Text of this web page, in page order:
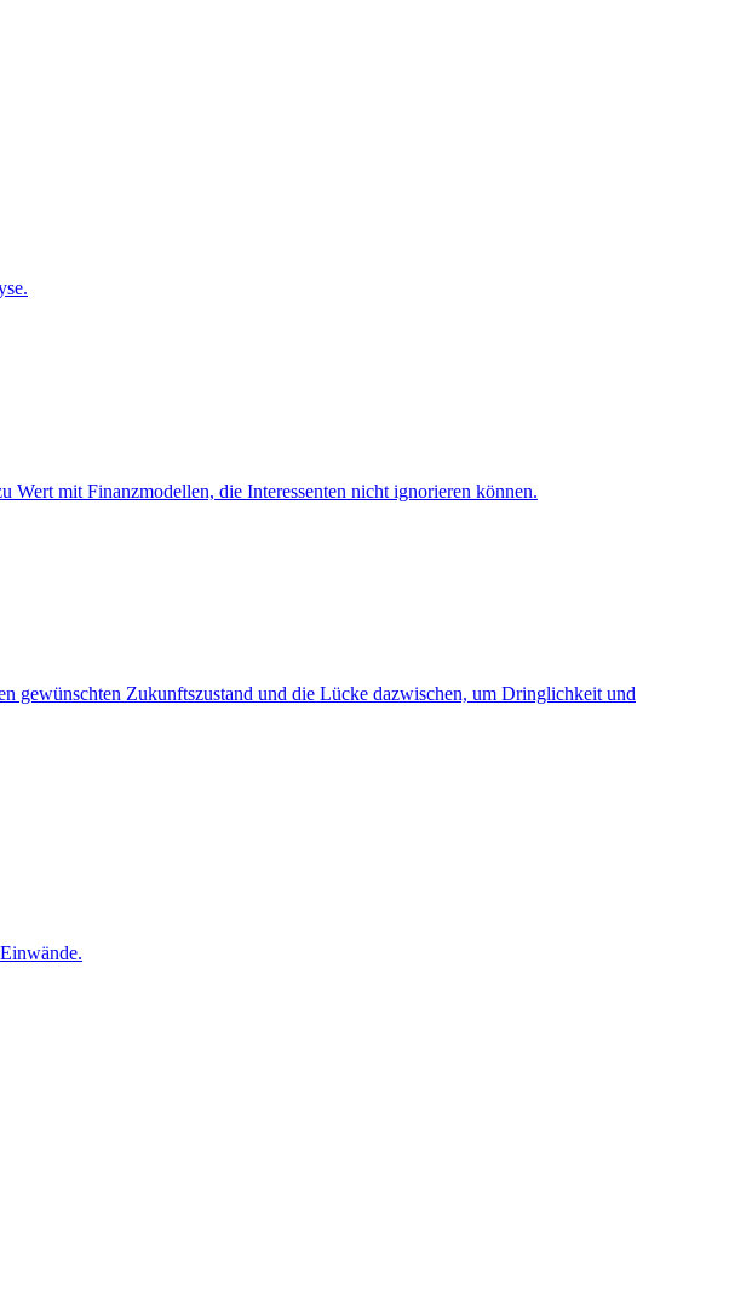
Wert mit Finanzmodellen, die Interessenten nicht ignorieren können.
gewünschten Zukunftszustand und die Lücke dazwischen, um Dringlichkeit und